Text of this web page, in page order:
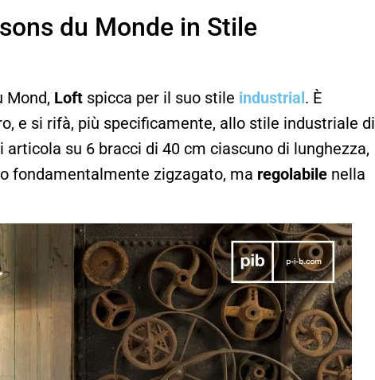
du Monde in Stile
Mond, Loft spicca per il suo stile industrial. È
e si rifà, più specificamente, allo stile industriale di
su 6 bracci di 40 cm ciascuno di lunghezza,
fondamentalmente zigzagato, ma regolabile nella